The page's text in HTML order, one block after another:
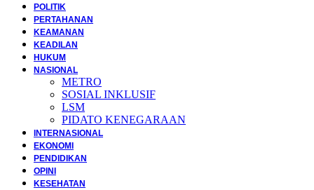
POLITIK
PERTAHANAN
KEAMANAN
KEADILAN
HUKUM
NASIONAL
METRO
SOSIAL INKLUSIF
LSM
PIDATO KENEGARAAN
INTERNASIONAL
EKONOMI
PENDIDIKAN
OPINI
KESEHATAN